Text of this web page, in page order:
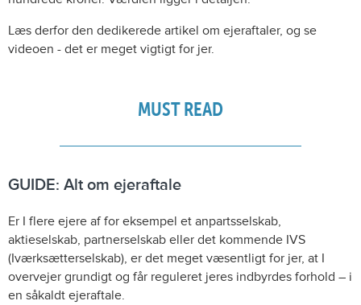
Læs derfor den dedikerede artikel om ejeraftaler, og se
videoen - det er meget vigtigt for jer.
MUST READ
GUIDE: Alt om ejeraftale
Er I flere ejere af for eksempel et anpartsselskab,
aktieselskab, partnerselskab eller det kommende IVS
(Iværksætterselskab), er det meget væsentligt for jer, at I
overvejer grundigt og får reguleret jeres indbyrdes forhold – i
en såkaldt ejeraftale.